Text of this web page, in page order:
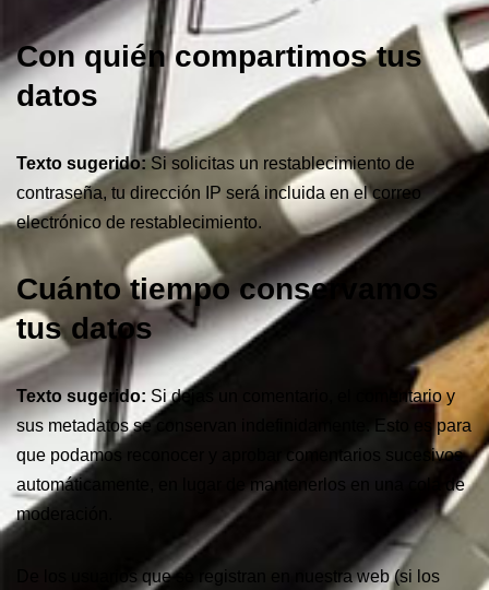
Con quién compartimos tus
datos
Texto sugerido:Si solicitas un restablecimiento de
contraseña, tu dirección IP será incluida en el correo
electrónico de restablecimiento.
Cuánto tiempo conservamos
tus datos
Texto sugerido: Si dejas un comentario, el comentario y
sus metadatos se conservan indefinidamente. Esto es para
que podamos reconocer y aprobar comentarios sucesivos
automáticamente, en lugar de mantenerlos en una cola de
moderación.
De los usuarios que se registran en nuestra web (si los